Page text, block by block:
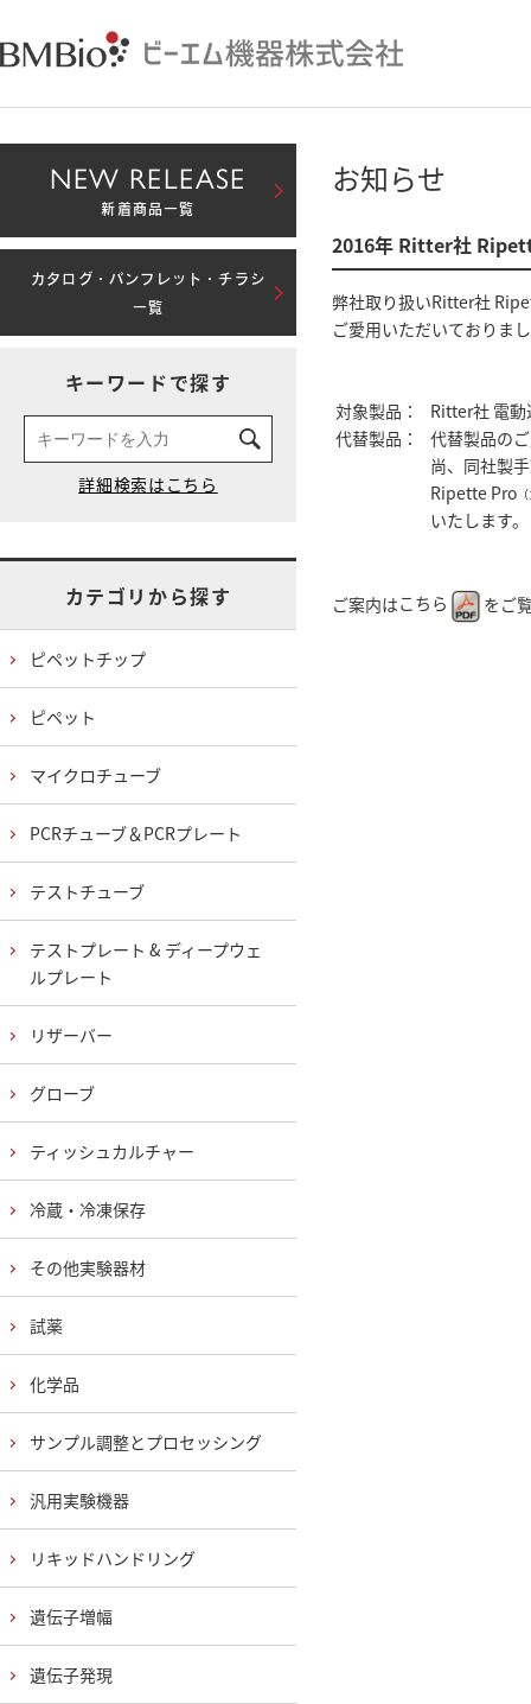
お知らせ
2016年 Ritter社
弊社取り扱いRitter社
ご愛用いただいておりま
対象製品：
Ritter社 電
代替製品：
代替製品の
尚、同社製
Ripette Pro
いたします。
ご案内はこちら をご
NEW RELEASE
新着商品一覧
カタログ・パンフレット・チラシ
一覧
キーワードで探す
カテゴリから探す
ピペットチップ
ピペット
マイクロチューブ
PCRチューブ＆PCRプレート
テストチューブ
テストプレート & ディープウェ
ルプレート
リザーバー
グローブ
ティッシュカルチャー
冷蔵・冷凍保存
その他実験器材
試薬
化学品
サンプル調整とプロセッシング
汎用実験機器
リキッドハンドリング
遺伝子増幅
遺伝子発現